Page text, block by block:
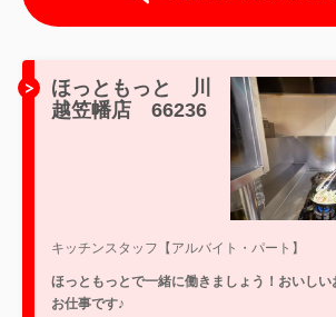
ほっともっと 川
越笠幡店 66236
キッチンスタッフ【アルバイト・パート】
ほっともっとで一緒に働きましょう！おいしい
お仕事です♪